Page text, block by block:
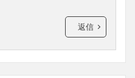
返信